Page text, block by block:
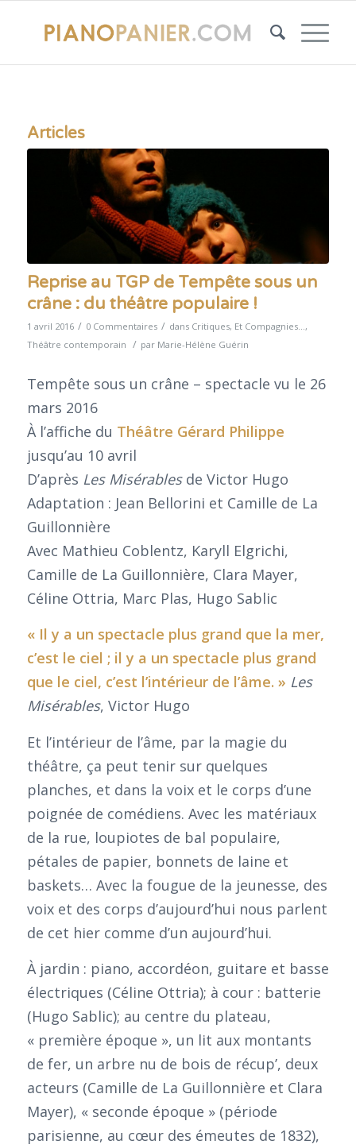
Articles
Reprise au TGP de Tempête sous un
crâne : du théâtre populaire !
1 avril 2016 / 0 Commentaires / dans Critiques, Et Compagnies... ,
Théâtre contemporain / par Marie-Hélène Guérin
Tempête sous un crâne – spectacle vu le 26
mars 2016
À l’affiche du Théâtre Gérard Philippe
jusqu’au 10 avril
D’après Les Misérablesde Victor Hugo
Adaptation : Jean Bellorini et Camille de La
Guillonnière
Avec Mathieu Coblentz, Karyll Elgrichi,
Camille de La Guillonnière, Clara Mayer,
Céline Ottria, Marc Plas, Hugo Sablic
« Il y a un spectacle plus grand que la mer,
c’est le ciel ; il y a un spectacle plus grand
que le ciel, c’est l’intérieur de l’âme. » Les
Misérables, Victor Hugo
Et l’intérieur de l’âme, par la magie du
théâtre, ça peut tenir sur quelques
planches, et dans la voix et le corps d’une
poignée de comédiens. Avec les matériaux
de la rue, loupiotes de bal populaire,
pétales de papier, bonnets de laine et
baskets… Avec la fougue de la jeunesse, des
voix et des corps d’aujourd’hui nous parlent
de cet hier comme d’un aujourd’hui.
À jardin : piano, accordéon, guitare et basse
électriques (Céline Ottria); à cour : batterie
(Hugo Sablic); au centre du plateau,
« première époque », un lit aux montants
de fer, un arbre nu de bois de récup’, deux
acteurs (Camille de La Guillonnière et Clara
Mayer), « seconde époque » (période
parisienne, au cœur des émeutes de 1832),